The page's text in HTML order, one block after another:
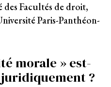
des Facultés de droit,
Paris-Panthéon-
morale » est-
?